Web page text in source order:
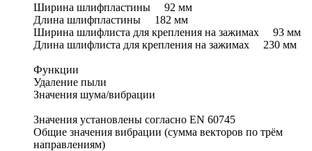
Ширина шлифпластины 92 мм
Длина шлифпластины 182 мм
Ширина шлифлиста для крепления на зажимах 93 мм
Длина шлифлиста для крепления на зажимах 230 мм
Функции
Удаление пыли
Значения шума/вибрации
Значения установлены согласно EN 60745
Общие значения вибрации (сумма векторов по трём
направлениям)